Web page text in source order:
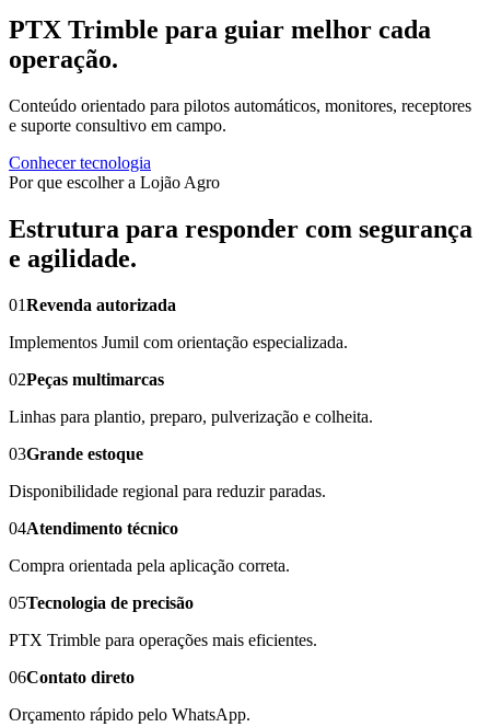
PTX Trimble para guiar melhor cada
operação.
Conteúdo orientado para pilotos automáticos, monitores, receptores
e suporte consultivo em campo.
Conhecer tecnologia
Por que escolher a Lojão Agro
Estrutura para responder com segurança
e agilidade.
01Revenda autorizada
Implementos Jumil com orientação especializada.
02Peças multimarcas
Linhas para plantio, preparo, pulverização e colheita.
03Grande estoque
Disponibilidade regional para reduzir paradas.
04Atendimento técnico
Compra orientada pela aplicação correta.
05Tecnologia de precisão
PTX Trimble para operações mais eficientes.
06Contato direto
Orçamento rápido pelo WhatsApp.